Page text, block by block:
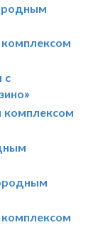
с
комплексом